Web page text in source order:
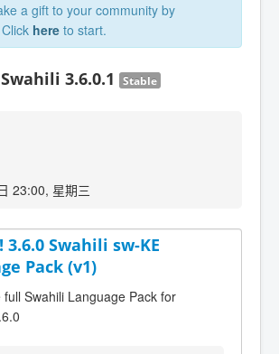
a gift to your community by
here to start.
3.6.0.1 Stable
23:00, 星期三
3.6.0 Swahili sw-KE
Pack (v1)
Swahili Language Pack for